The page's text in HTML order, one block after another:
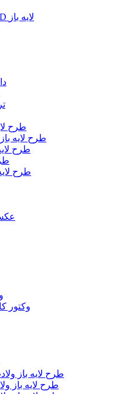
فروش ویژه ۳۰۰ فایل PSD لایه باز
طرح
طرح لایه
طرح
طرح
وکتور
طرح لایه باز
طرح لایه باز